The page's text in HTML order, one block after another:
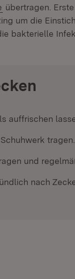
(Öffnet in neuem
übertragen.
um die
bakterielle
auffrischen
tragen.
und
nach